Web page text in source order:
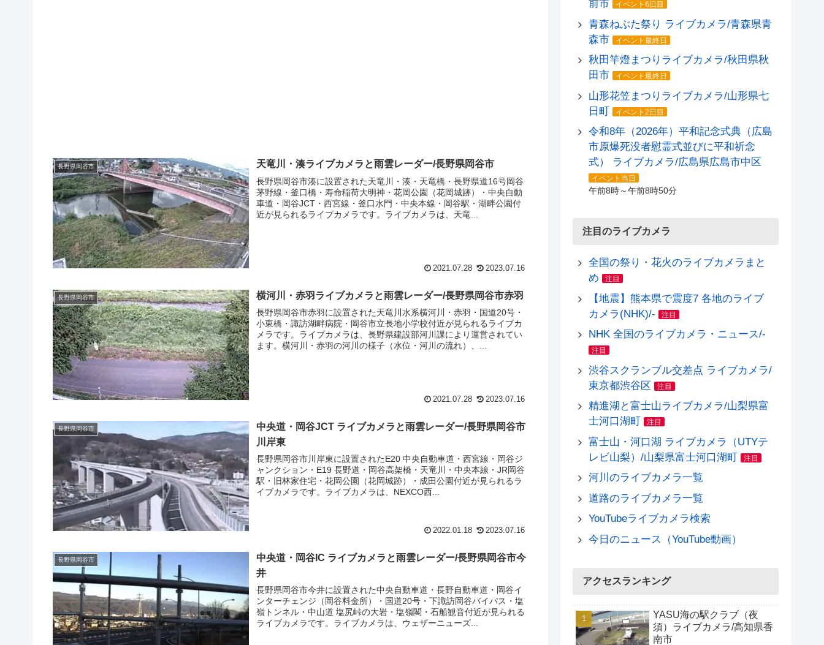
長野県岡谷市 天竜川・湊ライブカメラと雨雲レーダー/長野県岡谷市
長野県岡谷市湊に設置された天竜川・湊・天竜橋・長野県道16号岡谷
茅野線・釜口橋・寿命稲荷大明神・花岡公園（花岡城跡）・中央自動
車道・岡谷JCT・西宮線・釜口水門・中央本線・岡谷駅・湖畔公園付
近が見られるライブカメラです。ライブカメラは、天竜...
2021.07.28 2023.07.16
長野県岡谷市 横河川・赤羽ライブカメラと雨雲レーダー/長野県岡谷市赤羽
長野県岡谷市赤羽に設置された天竜川水系横河川・赤羽・国道20号・
小東橋・諏訪湖畔病院・岡谷市立長地小学校付近が見られるライブカ
メラです。ライブカメラは、長野県建設部河川課により運営されてい
ます。横河川・赤羽の河川の様子（水位・河川の流れ）、...
2021.07.28 2023.07.16
長野県岡谷市
中央道・岡谷JCT ライブカメラと雨雲レーダー/長野県岡谷市
川岸東
長野県岡谷市川岸東に設置されたE20 中央自動車道・西宮線・岡谷ジ
ャンクション・E19 長野道・岡谷高架橋・天竜川・中央本線・JR岡谷
駅・旧林家住宅・花岡公園（花岡城跡）・成田公園付近が見られるラ
イブカメラです。ライブカメラは、NEXCO西...
2022.01.18 2023.07.16
長野県岡谷市
中央道・岡谷IC ライブカメラと雨雲レーダー/長野県岡谷市今
井
長野県岡谷市今井に設置された中央自動車道・長野自動車道・岡谷イ
ンターチェンジ（岡谷料金所）・国道20号・下諏訪岡谷バイパス・塩
嶺トンネル・中山道 塩尻峠の大岩・塩嶺閣・石船観音付近が見られる
ライブカメラです。ライブカメラは、ウェザーニューズ...
前市
イベント6日目
青森ねぶた祭り ライブカメラ/青森県青
森市
イベント最終日
秋田竿燈まつりライブカメラ/秋田県秋
田市
イベント最終日
山形花笠まつりライブカメラ/山形県七
日町
イベント2日目
令和8年（2026年）平和記念式典（広島
市原爆死没者慰霊式並びに平和祈念
式） ライブカメラ/広島県広島市中区
イベント当日
午前8時～午前8時50分
注目のライブカメラ
全国の祭り・花火のライブカメラまと
め
注目
【地震】熊本県で震度7 各地のライブ
カメラ(NHK)/-
注目
NHK 全国のライブカメラ・ニュース/-
注目
渋谷スクランブル交差点 ライブカメラ/
東京都渋谷区
注目
精進湖と富士山ライブカメラ/山梨県富
士河口湖町
注目
富士山・河口湖 ライブカメラ（UTYテ
レビ山梨）/山梨県富士河口湖町
注目
河川のライブカメラ一覧
道路のライブカメラ一覧
YouTubeライブカメラ検索
今日のニュース（YouTube動画）
アクセスランキング
YASU海の駅クラブ（夜
須）ライブカメラ/高知県香
南市